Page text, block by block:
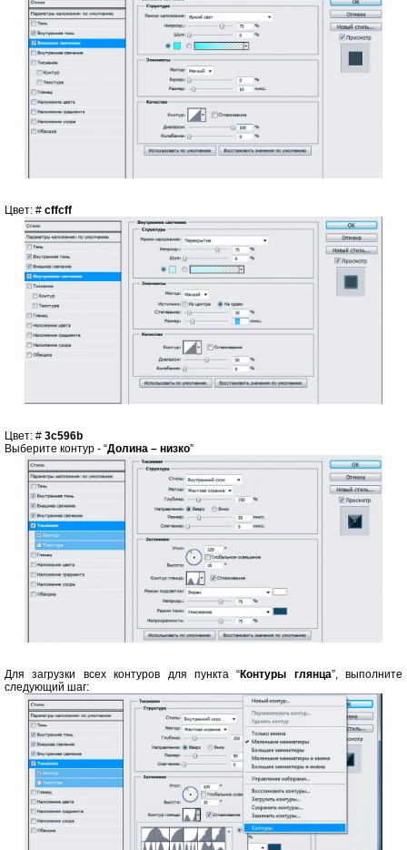
Цвет: # cffcff
Цвет: # 3c596b
Выберите контур - “Долина – низко”
Для загрузки всех контуров для пункта “Контуры глянца”, выполните
следующий шаг: